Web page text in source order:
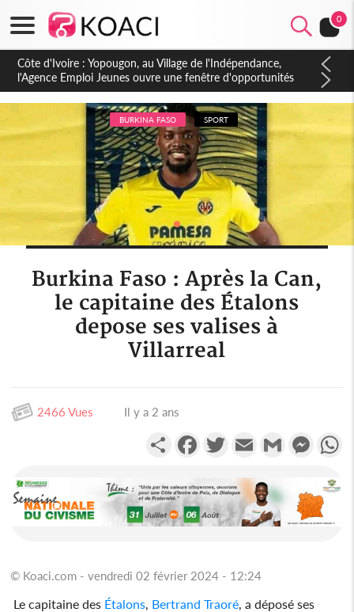
0
Côte d'Ivoire : CHU de Treichville, après la fronde, les agents
contractuels obtiennent un accord avec la direction sur les
arriérés du SMIG 2023
BURKINA FASO SPORT
Burkina Faso : Après la Can,
le capitaine des Étalons
depose ses valises à
Villarreal
2466 Vues Il y a 2 ans
PartagerFacebookTwitterEmail Gmail
© Koaci.com - vendredi 02 février 2024 - 12:24
Le capitaine des Étalons, Bertrand Traoré, a déposé ses